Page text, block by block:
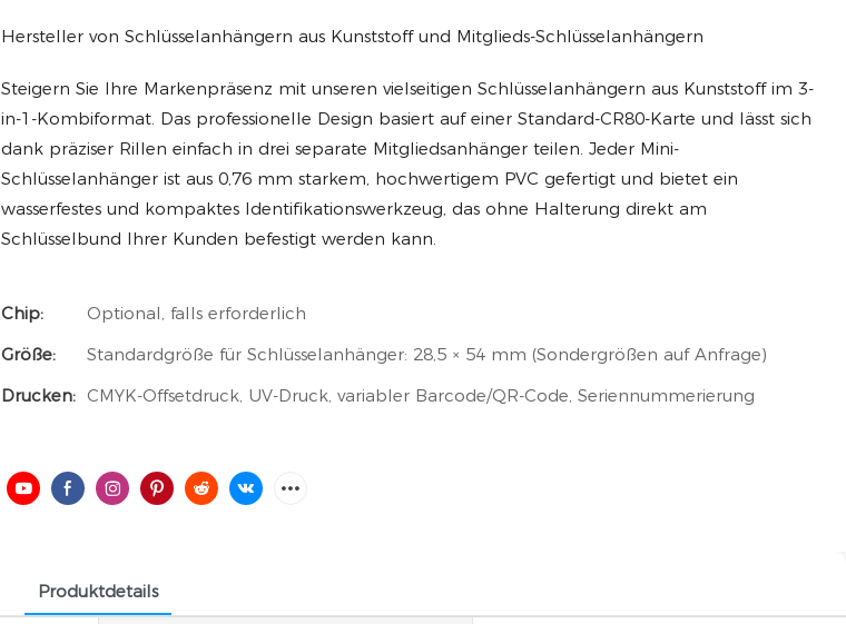
Hersteller von Schlüsselanhängern aus Kunststoff und Mitglieds-Schlüsselanhängern
Steigern Sie Ihre Markenpräsenz mit unseren vielseitigen Schlüsselanhängern aus Kunststoff im 3-
in-1-Kombiformat. Das professionelle Design basiert auf einer Standard-CR80-Karte und lässt sich
dank präziser Rillen einfach in drei separate Mitgliedsanhänger teilen. Jeder Mini-
Schlüsselanhänger ist aus 0,76 mm starkem, hochwertigem PVC gefertigt und bietet ein
wasserfestes und kompaktes Identifikationswerkzeug, das ohne Halterung direkt am
Schlüsselbund Ihrer Kunden befestigt werden kann.
Chip:
Optional, falls erforderlich
Größe:
Standardgröße für Schlüsselanhänger: 28,5 × 54 mm (Sondergrößen auf Anfrage)
Drucken: CMYK-Offsetdruck, UV-Druck, variabler Barcode/QR-Code, Seriennummerierung
Produktdetails